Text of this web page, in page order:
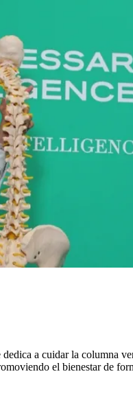
a cuidar la columna
el bienestar de